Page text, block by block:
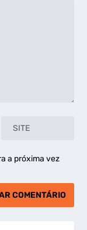
a próxima vez